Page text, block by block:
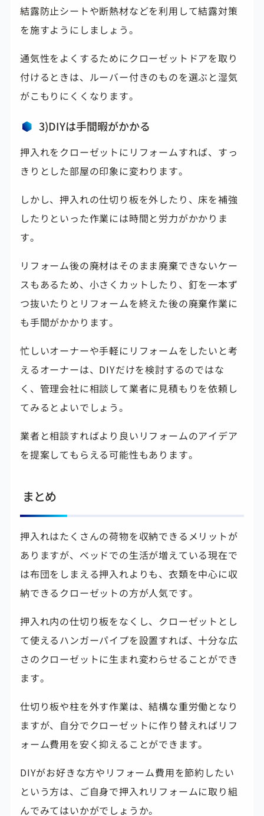
結露防止シートや断熱材などを利用して結露対策
を施すようにしましょう。
通気性をよくするためにクローゼットドアを取り
付けるときは、ルーバー付きのものを選ぶと湿気
がこもりにくくなります。
3)DIYは手間暇がかかる
押入れをクローゼットにリフォームすれば、すっ
きりとした部屋の印象に変わります。
しかし、押入れの仕切り板を外したり、床を補強
したりといった作業には時間と労力がかかりま
す。
リフォーム後の廃材はそのまま廃棄できないケー
スもあるため、小さくカットしたり、釘を一本ず
つ抜いたりとリフォームを終えた後の廃棄作業に
も手間がかかります。
忙しいオーナーや手軽にリフォームをしたいと考
えるオーナーは、DIYだけを検討するのではな
く、管理会社に相談して業者に見積もりを依頼し
てみるとよいでしょう。
業者と相談すればより良いリフォームのアイデア
を提案してもらえる可能性もあります。
まとめ
押入れはたくさんの荷物を収納できるメリットが
ありますが、ベッドでの生活が増えている現在で
は布団をしまえる押入れよりも、 衣類を中心に収
納できるクローゼットの方が人気です。
押入れ内の仕切り板をなくし、クローゼットとし
て使えるハンガーパイプを設置すれば、十分な広
さのクローゼットに生まれ変わらせることができ
ます。
仕切り板や柱を外す作業は、結構な重労働となり
ますが、 自分でクローゼットに作り替えればリフ
ォーム費用を安く抑えることができます。
DIYがお好きな方やリフォーム費用を節約したい
という方は、ご自身で押入れリフォームに取り組
んでみてはいかがでしょうか。